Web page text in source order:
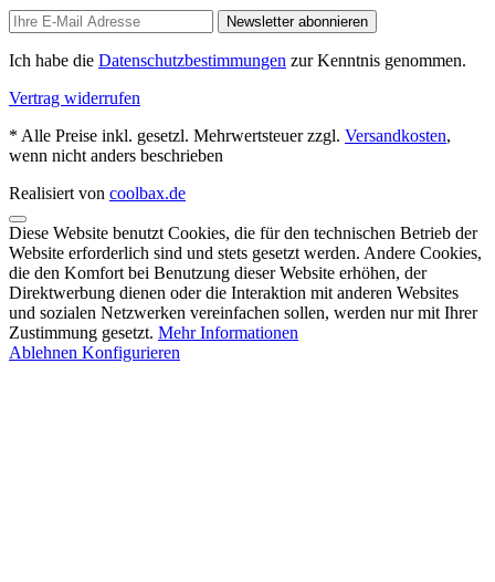
Newsletter abonnieren
Ich habe die Datenschutzbestimmungen zur Kenntnis genommen.
Vertrag widerrufen
* Alle Preise inkl. gesetzl. Mehrwertsteuer zzgl. Versandkosten,
wenn nicht anders beschrieben
Realisiert von coolbax.de
Diese Website benutzt Cookies, die für den technischen Betrieb der
Website erforderlich sind und stets gesetzt werden. Andere Cookies,
die den Komfort bei Benutzung dieser Website erhöhen, der
Direktwerbung dienen oder die Interaktion mit anderen Websites
und sozialen Netzwerken vereinfachen sollen, werden nur mit Ihrer
Zustimmung gesetzt. Mehr Informationen
Ablehnen Konfigurieren